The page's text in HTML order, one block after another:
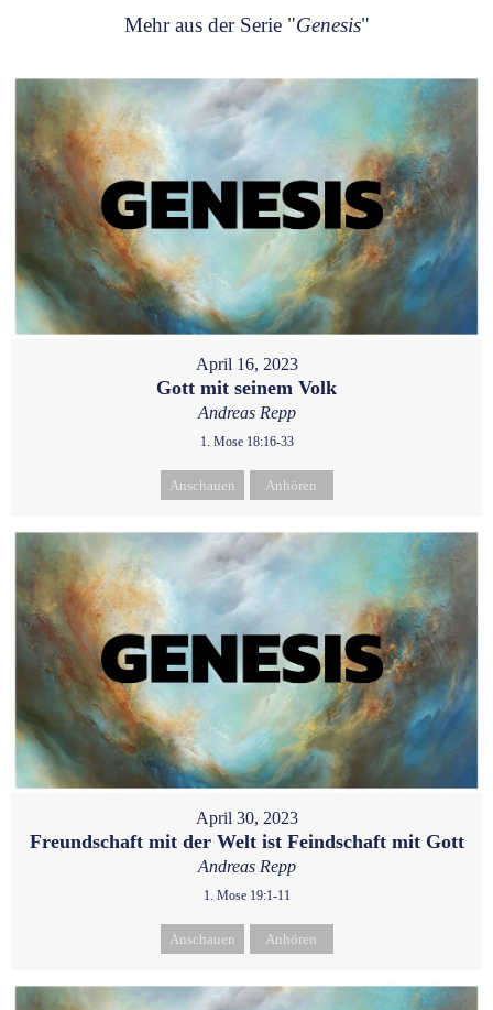
Mehr aus der Serie "Genesis"
April 16, 2023
Gott mit seinem Volk
Andreas Repp
1. Mose 18:16-33
Anschauen Anhören
April 30, 2023
Freundschaft mit der Welt ist Feindschaft mit Gott
Andreas Repp
1. Mose 19:1-11
Anschauen Anhören